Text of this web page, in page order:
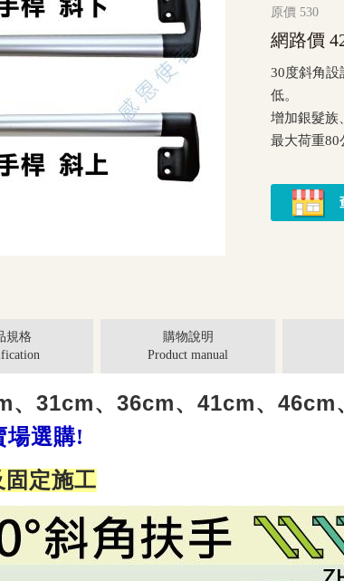
原價 530
網路價
30度斜角設
低。
增加銀髮族
最大荷重80
規格
購物說明
Product manual
31cm、36cm、41cm、46cm
場選購!
定施工